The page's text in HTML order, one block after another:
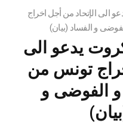
الى الإتحاد من أجل اخراج
و الفساد (بيان)
يدعو الى
تونس من
الفوضى و